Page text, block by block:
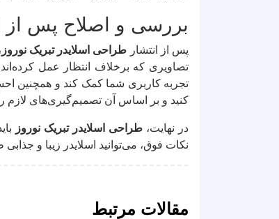
بررسی و اصلاح پس از
پس از انتشار طراحی اسلایدر تبریک نوروز
تصاویری که برخلاف انتظار عمل کرده‌اند
تجربه کاربری شما کمک کند و همچنین
کنید و بر اساس آن تصمیم‌گیری‌های لازم
در نهایت،طراحی اسلایدر تبریک نوروز
نکات فوق، می‌توانید اسلایدر زیبا و
مقالات مرتبط